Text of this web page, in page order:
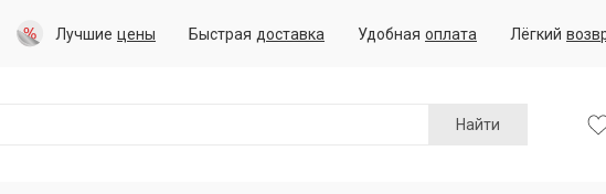
Лучшие цены Быстрая доставка Удобная оплата Лёгкий
Найти